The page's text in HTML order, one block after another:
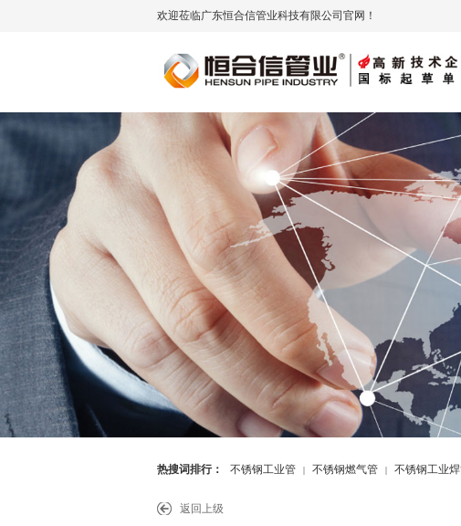
欢迎莅临广东恒合信管业科技有限公司官网！
热搜词排行： 不锈钢工业管 | 不锈钢燃气管 | 不锈钢工业
返回上级